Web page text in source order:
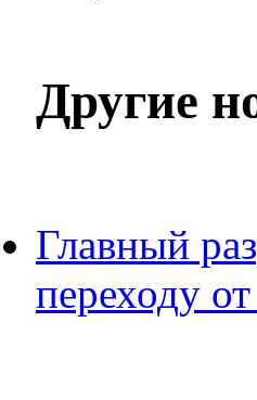
Другие
Главный
переходу